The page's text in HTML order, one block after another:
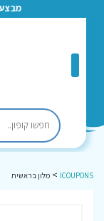
ICOUPONS
> מלון בראשית